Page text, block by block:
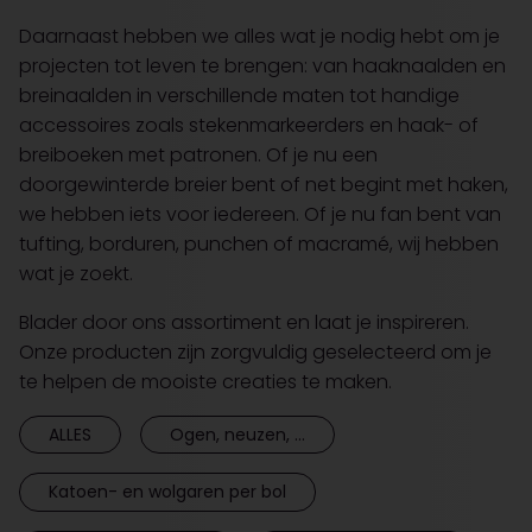
Daarnaast hebben we alles wat je nodig hebt om je
projecten tot leven te brengen: van haaknaalden en
breinaalden in verschillende maten tot handige
accessoires zoals stekenmarkeerders en haak- of
breiboeken met patronen. Of je nu een
doorgewinterde breier bent of net begint met haken,
we hebben iets voor iedereen. Of je nu fan bent van
tufting, borduren, punchen of macramé, wij hebben
wat je zoekt.
Blader door ons assortiment en laat je inspireren.
Onze producten zijn zorgvuldig geselecteerd om je
te helpen de mooiste creaties te maken.
ALLES Ogen, neuzen, ...
Katoen- en wolgaren per bol